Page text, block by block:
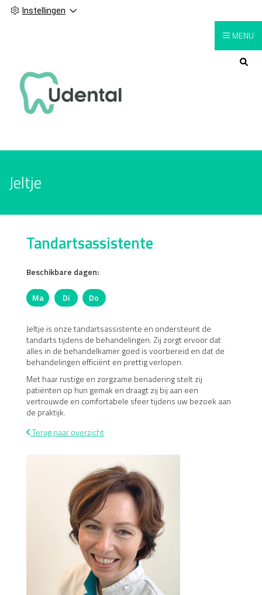
Instellingen
Hoofdmenu
MENU
Jeltje
Tandartsassistente
Beschikbare dagen:
Maandag
Ma Dinsdag
Di Donderdag
Do
Jeltje is onze tandartsassistente en ondersteunt de
tandarts tijdens de behandelingen. Zij zorgt ervoor dat
alles in de behandelkamer goed is voorbereid en dat de
behandelingen efficiënt en prettig verlopen.
Met haar rustige en zorgzame benadering stelt zij
patiënten op hun gemak en draagt zij bij aan een
vertrouwde en comfortabele sfeer tijdens uw bezoek aan
de praktijk.
Terug naar overzicht